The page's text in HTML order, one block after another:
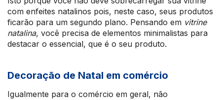
com enfeites natalinos pois, neste caso, seus produtos
ficarão para um segundo plano. Pensando em vitrine
natalina, você precisa de elementos minimalistas para
destacar o essencial, que é o seu produto.
Decoração de Natal em comércio
Igualmente para o comércio em geral, não